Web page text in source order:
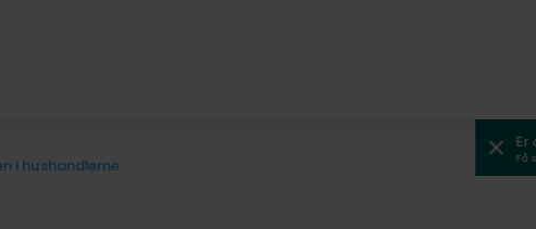
Få
i hushandlerne